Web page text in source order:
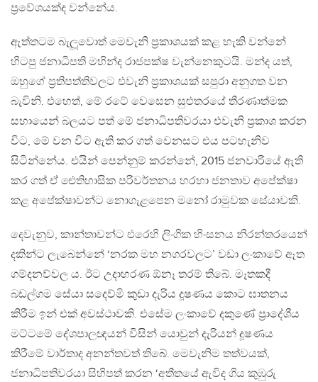
ප‍්‍රවේශයක්ද වන්නේය.
ඇත්තටම බැලූවොත් මෙවැනි ප‍්‍රකාශයක් කළ හැකි වන්නේ
හිටපු ජනාධිපති මහින්ද රාජපක්ෂ වැන්නෙකුටයි. මන්ද යත්,
ඔහුගේ ප‍්‍රතිපත්තිවලට එවැනි ප‍්‍රකාශයක් සපුරා අනුගත වන
බැවිනි. එහෙත්, මේ රටේ වෙසෙන සුළුතරයේ තීරණාත්මක
සහායෙන් බලයට පත් මේ ජනාධිපතිවරයා එවැනි ප‍්‍රකාශ කරන
විට, මේ වන විට ඇති කර ගත් වෙනසට එය පටහැනිව
සිටින්නේය. එයින් පෙන්නුම් කරන්නේ, 2015 ජනවාරියේ ඇති
කර ගත් ඒ ඓතිහාසික පරිවර්තනය හරහා ජනතාව අපේක්ෂා
කළ අපේක්ෂාවන්ට නොගැළපෙන මනෝ රාමුවක සේයාවකි.
දෙවැනුව, කාන්තාවන්ට එරෙහි ලිංගික හිංසනය නිරන්තරයෙන්
දකින්ට ලැබෙන්නේ ‘නරක මහ නගරවලට’ වඩා ලංකාවේ ඈත
ගම්දනව්වල ය. ඊට උදාහරණ ඕනෑ තරම් තිබේ. මෑතකදී
බඩල්ගම සේයා සදෙව්මි කුඩා දැරිය දූෂණය කොට ඝාතනය
කිරීම ඉන් එක් අවස්ථාවකි. එසේම ලංකාවේ දකුණේ ප‍්‍රාදේශීය
මට්ටමේ දේශපාලඥයන් විසින් යොවුන් දැරියන් දූෂණය
කිරීමේ වාර්තාද අනන්තවත් තිබේ. මෙවැනිම තත්වයක්,
ජනාධිපතිවරයා සිහිපත් කරන ‘අතීතයේ ඇවිද ගිය කුඹුරු